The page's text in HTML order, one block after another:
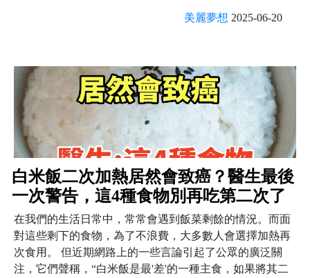
美麗夢想 2025-06-20
白米飯二次加熱居然會致癌？醫生最後
一次警告，這4種食物別再吃第二次了
在我們的生活日常中，常常會遇到飯菜剩餘的情況。而面
對這些剩下的食物，為了不浪費，大多數人會選擇加熱再
次食用。 但近期網路上的一些言論引起了公眾的廣泛關
注，它們聲稱，“白米飯是最'差'的一種主食，如果將其二